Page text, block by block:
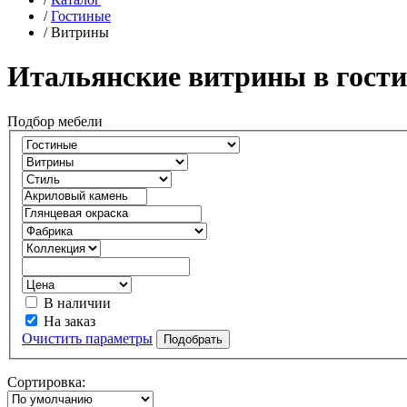
/Гостиные
/Витрины
Итальянские витрины в
Подбор мебели
В наличии
На заказ
Очистить параметры
Сортировка: